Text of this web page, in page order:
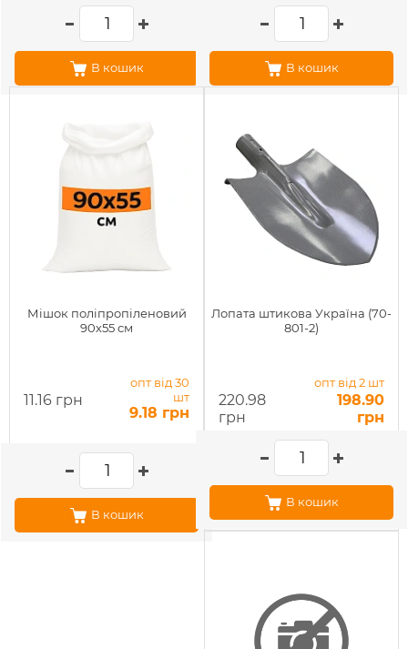
В кошик В кошик
Мішок поліпропіленовий
90х55 см
11.16 грн
опт від 30
шт
9.18 грн
В кошик
Лопата штикова Україна (70-
801-2)
220.98
грн
опт від 2 шт
198.90
грн
В кошик